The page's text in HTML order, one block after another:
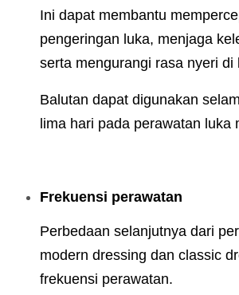
Ini dapat membantu
pengeringan luka, menjaga
serta mengurangi rasa nyeri di
Balutan dapat digunakan
lima hari pada perawatan luka
Frekuensi perawatan
Perbedaan selanjutnya dari
modern dressing dan classic
frekuensi perawatan.